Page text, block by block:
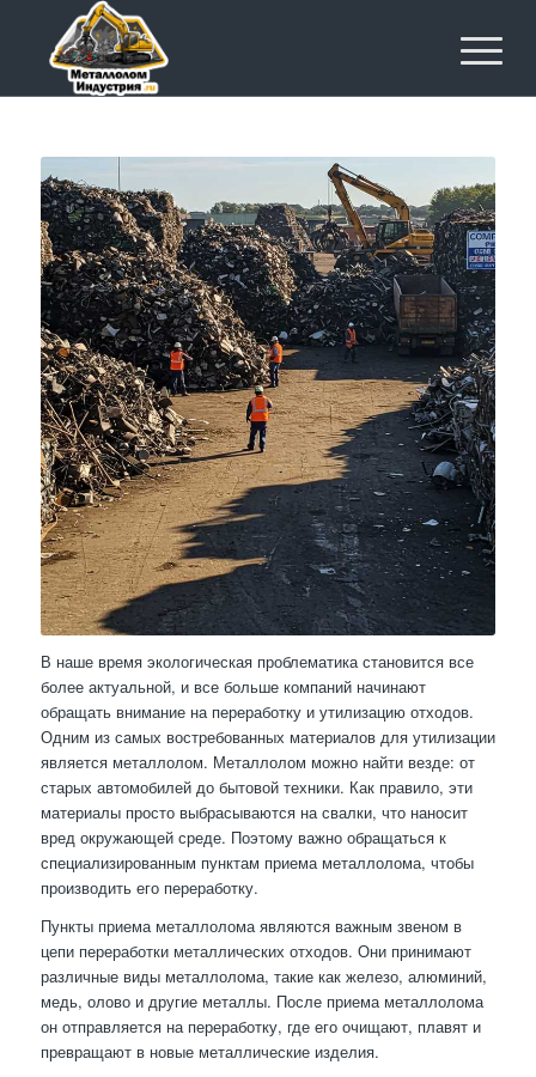
В наше время экологическая проблематика становится все
более актуальной, и все больше компаний начинают
обращать внимание на переработку и утилизацию отходов.
Одним из самых востребованных материалов для утилизации
является металлолом. Металлолом можно найти везде: от
старых автомобилей до бытовой техники. Как правило, эти
материалы просто выбрасываются на свалки, что наносит
вред окружающей среде. Поэтому важно обращаться к
специализированным пунктам приема металлолома, чтобы
производить его переработку.
Пункты приема металлолома являются важным звеном в
цепи переработки металлических отходов. Они принимают
различные виды металлолома, такие как железо, алюминий,
медь, олово и другие металлы. После приема металлолома
он отправляется на переработку, где его очищают, плавят и
превращают в новые металлические изделия.